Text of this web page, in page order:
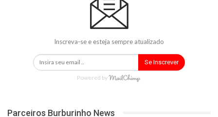
Inscreva-se e esteja sempre atualizado
Se Inscrever
Powered by
Parceiros Burburinho News